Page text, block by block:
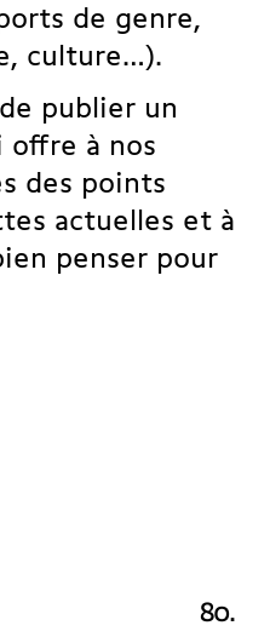
de genre,
culture…).
publier un
à nos
des points
actuelles et à
penser pour
80.